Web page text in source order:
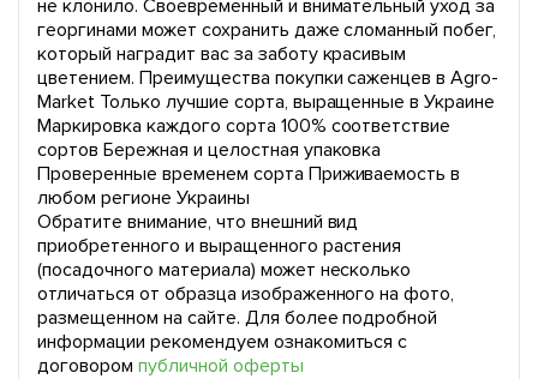
не клонило. Своевременный и внимательный уход за
георгинами может сохранить даже сломанный побег,
который наградит вас за заботу красивым
цветением. Преимущества покупки саженцев в Agro-
Market Только лучшие сорта, выращенные в Украине
Маркировка каждого сорта 100% соответствие
сортов Бережная и целостная упаковка
Проверенные временем сорта Приживаемость в
любом регионе Украины
Обратите внимание, что внешний вид
приобретенного и выращенного растения
(посадочного материала) может несколько
отличаться от образца изображенного на фото,
размещенном на сайте. Для более подробной
информации рекомендуем ознакомиться с
договором публичной оферты